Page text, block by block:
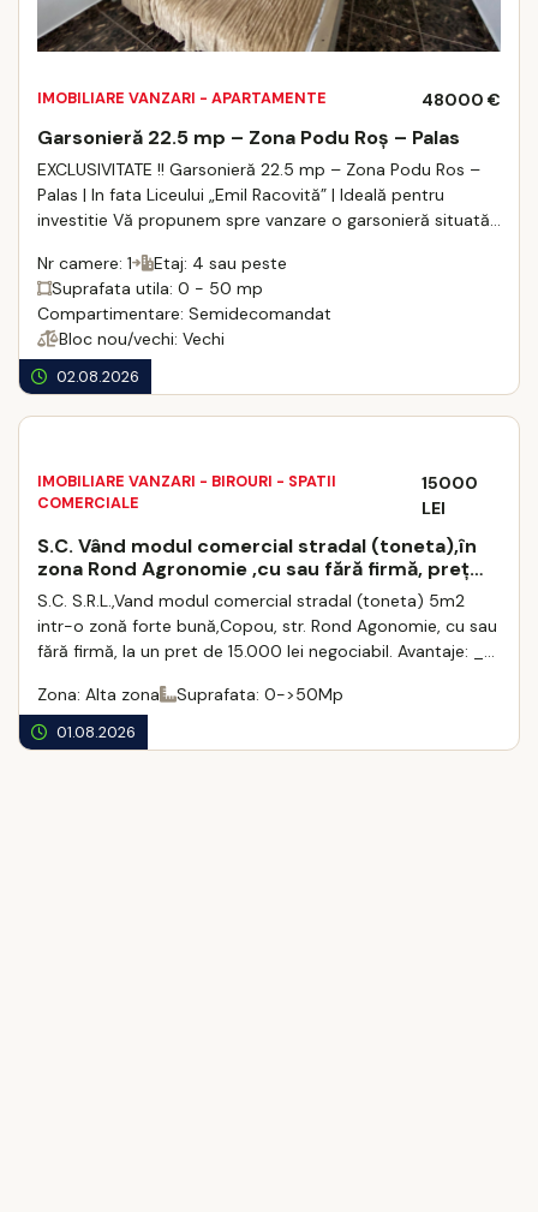
02.08.2026
IMOBILIARE VANZARI - APARTAMENTE 48000 €
Garsonieră 22.5 mp – Zona Podu Roș – Palas
EXCLUSIVITATE !! Garsonieră 22.5 mp – Zona Podu Ros –
Palas | In fata Liceului „Emil Racovită” | Ideală pentru
investitie Vă propunem spre vanzare o garsonieră situată
Nr camere: 1
Etaj: 4 sau peste
Suprafata utila: 0 - 50 mp
Compartimentare: Semidecomandat
Bloc nou/vechi: Vechi
01.08.2026
IMOBILIARE VANZARI - BIROURI - SPATII
COMERCIALE
15000
LEI
S.C. Vând modul comercial stradal (toneta),în
zona Rond Agronomie ,cu sau fără firmă, preț
15.000lei.
S.C. S.R.L.,Vand modul comercial stradal (toneta) 5m2
intr-o zonă forte bună,Copou, str. Rond Agonomie, cu sau
fără firmă, la un pret de 15.000 lei negociabil. Avantaje: _
Zona: Alta zona
Suprafata: 0->50Mp